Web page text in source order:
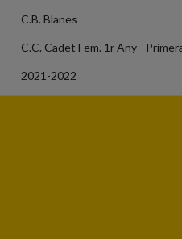
C.B. Blanes
C.C. Cadet Fem. 1r Any -
2021-2022